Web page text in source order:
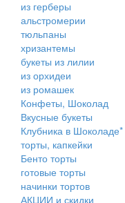
из герберы
альстромерии
тюльпаны
хризантемы
букеты из лилии
из орхидеи
из ромашек
Конфеты, Шоколад
Вкусные букеты
Клубника в Шоколаде*
торты, капкейки
Бенто торты
готовые торты
начинки тортов
АКЦИИ и скидки